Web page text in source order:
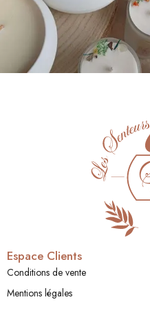
Espace Clients
Conditions de vente
Mentions légales